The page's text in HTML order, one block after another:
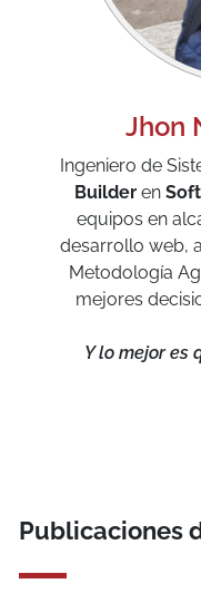
Publicaciones
Jhon
Ingeniero de
Builderen
equipos en
desarrollo web,
Metodología
mejores
Y lo mejor es